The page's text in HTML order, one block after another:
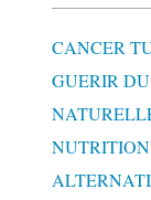
CANCER
GUERIR